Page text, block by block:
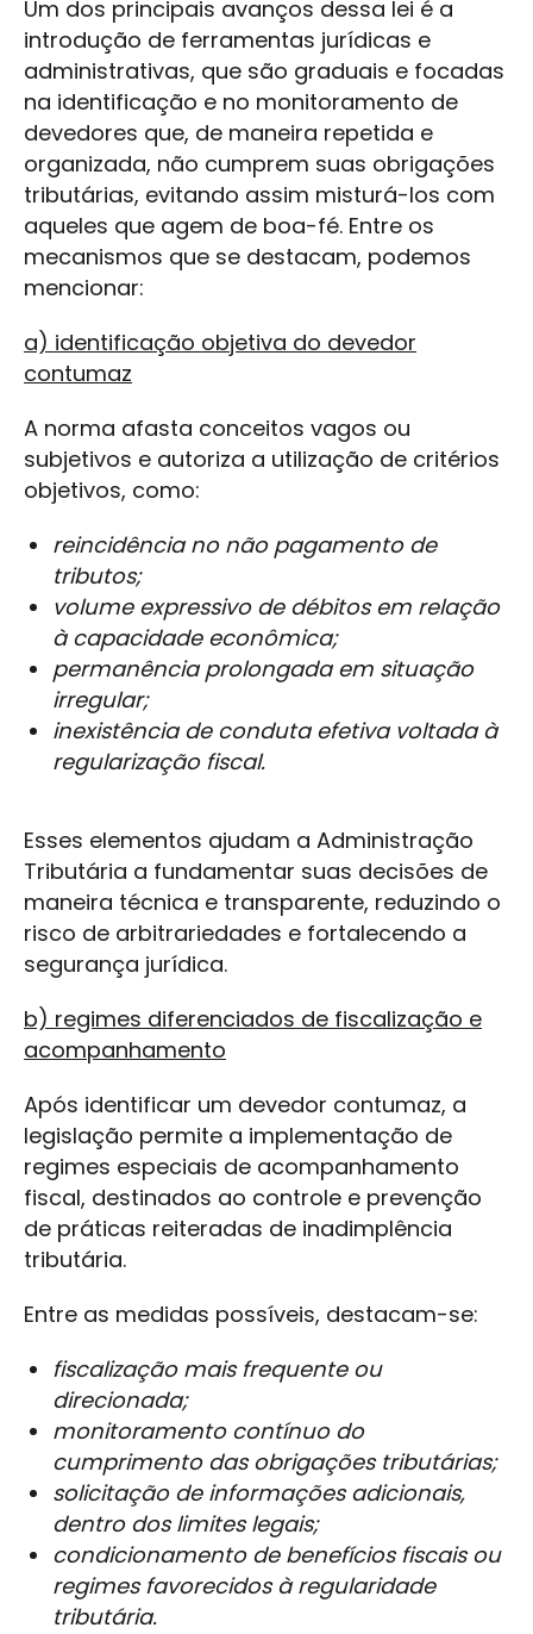
Um dos principais avanços dessa lei é a
introdução de ferramentas jurídicas e
administrativas, que são graduais e focadas
na identificação e no monitoramento de
devedores que, de maneira repetida e
organizada, não cumprem suas obrigações
tributárias, evitando assim misturá-los com
aqueles que agem de boa-fé. Entre os
mecanismos que se destacam, podemos
mencionar:
a) identificação objetiva do devedor
contumaz
A norma afasta conceitos vagos ou
subjetivos e autoriza a utilização de critérios
objetivos, como:
reincidência no não pagamento de
tributos;
volume expressivo de débitos em relação
à capacidade econômica;
permanência prolongada em situação
irregular;
inexistência de conduta efetiva voltada à
regularização fiscal.
Esses elementos ajudam a Administração
Tributária a fundamentar suas decisões de
maneira técnica e transparente, reduzindo o
risco de arbitrariedades e fortalecendo a
segurança jurídica.
b) regimes diferenciados de fiscalização e
acompanhamento
Após identificar um devedor contumaz, a
legislação permite a implementação de
regimes especiais de acompanhamento
fiscal, destinados ao controle e prevenção
de práticas reiteradas de inadimplência
tributária.
Entre as medidas possíveis, destacam-se:
fiscalização mais frequente ou
direcionada;
monitoramento contínuo do
cumprimento das obrigações tributárias;
solicitação de informações adicionais,
dentro dos limites legais;
condicionamento de benefícios fiscais ou
regimes favorecidos à regularidade
tributária.